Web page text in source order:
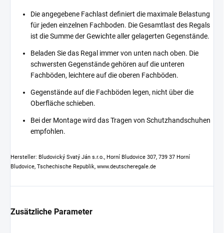
Die angegebene Fachlast definiert die maximale Belastung
für jeden einzelnen Fachboden. Die Gesamtlast des Regals
ist die Summe der Gewichte aller gelagerten Gegenstände.
Beladen Sie das Regal immer von unten nach oben. Die
schwersten Gegenstände gehören auf die unteren
Fachböden, leichtere auf die oberen Fachböden.
Gegenstände auf die Fachböden legen, nicht über die
Oberfläche schieben.
Bei der Montage wird das Tragen von Schutzhandschuhen
empfohlen.
Hersteller: Bludovický Svatý Ján s.r.o., Horní Bludovice 307, 739 37 Horní
Bludovice, Tschechische Republik, www.deutscheregale.de
Zusätzliche Parameter